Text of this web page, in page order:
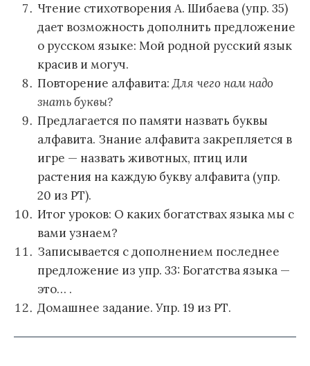
Чтение стихотворения А. Шибаева (упр. 35)
дает возможность дополнить предложение
о русском языке: Мой родной русский язык
красив и могуч.
Повторение алфавита:Для чего нам надо
знать буквы?
Предлагается по памяти назвать буквы
алфавита. Знание алфавита закрепляется в
игре — назвать животных, птиц или
растения на каждую букву алфавита (упр.
20 из РТ).
Итог уроков: О каких богатствах языка мы с
вами узнаем?
Записывается с дополнением последнее
предложение из упр. 33: Богатства языка —
это… .
Домашнее задание. Упр. 19 из РТ.